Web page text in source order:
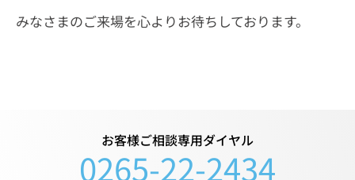
みなさまのご来場を心よりお待ちしております。
お客様ご相談専用ダイヤル
0265-22-2434